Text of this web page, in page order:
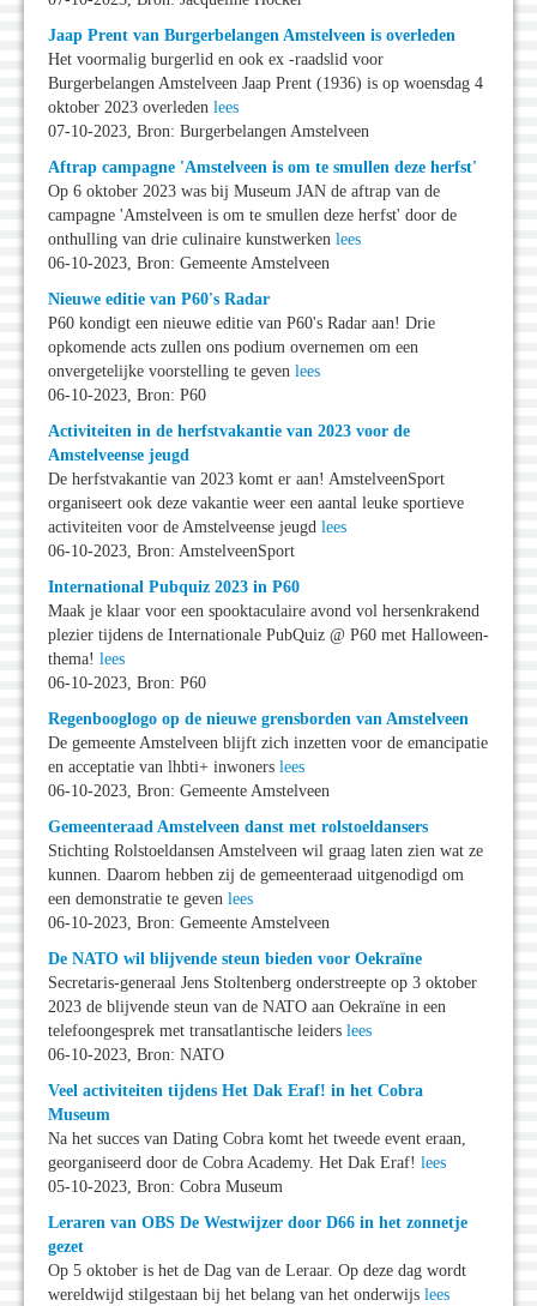
Jaap Prent van Burgerbelangen Amstelveen is overleden
Het voormalig burgerlid en ook ex -raadslid voor
Burgerbelangen Amstelveen Jaap Prent (1936) is op woensdag 4
oktober 2023 overleden lees
07-10-2023, Bron: Burgerbelangen Amstelveen
Aftrap campagne 'Amstelveen is om te smullen deze herfst'
Op 6 oktober 2023 was bij Museum JAN de aftrap van de
campagne 'Amstelveen is om te smullen deze herfst' door de
onthulling van drie culinaire kunstwerken lees
06-10-2023, Bron: Gemeente Amstelveen
Nieuwe editie van P60's Radar
P60 kondigt een nieuwe editie van P60's Radar aan! Drie
opkomende acts zullen ons podium overnemen om een
onvergetelijke voorstelling te geven lees
06-10-2023, Bron: P60
Activiteiten in de herfstvakantie van 2023 voor de
Amstelveense jeugd
De herfstvakantie van 2023 komt er aan! AmstelveenSport
organiseert ook deze vakantie weer een aantal leuke sportieve
activiteiten voor de Amstelveense jeugd lees
06-10-2023, Bron: AmstelveenSport
International Pubquiz 2023 in P60
Maak je klaar voor een spooktaculaire avond vol hersenkrakend
plezier tijdens de Internationale PubQuiz @ P60 met Halloween-
thema! lees
06-10-2023, Bron: P60
Regenbooglogo op de nieuwe grensborden van Amstelveen
De gemeente Amstelveen blijft zich inzetten voor de emancipatie
en acceptatie van lhbti+ inwoners lees
06-10-2023, Bron: Gemeente Amstelveen
Gemeenteraad Amstelveen danst met rolstoeldansers
Stichting Rolstoeldansen Amstelveen wil graag laten zien wat ze
kunnen. Daarom hebben zij de gemeenteraad uitgenodigd om
een demonstratie te geven lees
06-10-2023, Bron: Gemeente Amstelveen
De NATO wil blijvende steun bieden voor Oekraïne
Secretaris-generaal Jens Stoltenberg onderstreepte op 3 oktober
2023 de blijvende steun van de NATO aan Oekraïne in een
telefoongesprek met transatlantische leiders lees
06-10-2023, Bron: NATO
Veel activiteiten tijdens Het Dak Eraf! in het Cobra
Museum
Na het succes van Dating Cobra komt het tweede event eraan,
georganiseerd door de Cobra Academy. Het Dak Eraf! lees
05-10-2023, Bron: Cobra Museum
Leraren van OBS De Westwijzer door D66 in het zonnetje
gezet
Op 5 oktober is het de Dag van de Leraar. Op deze dag wordt
wereldwijd stilgestaan bij het belang van het onderwijs lees